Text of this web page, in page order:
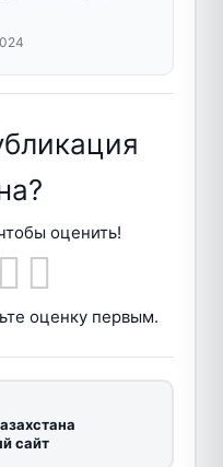
оценить!
оценку первым.
сайт